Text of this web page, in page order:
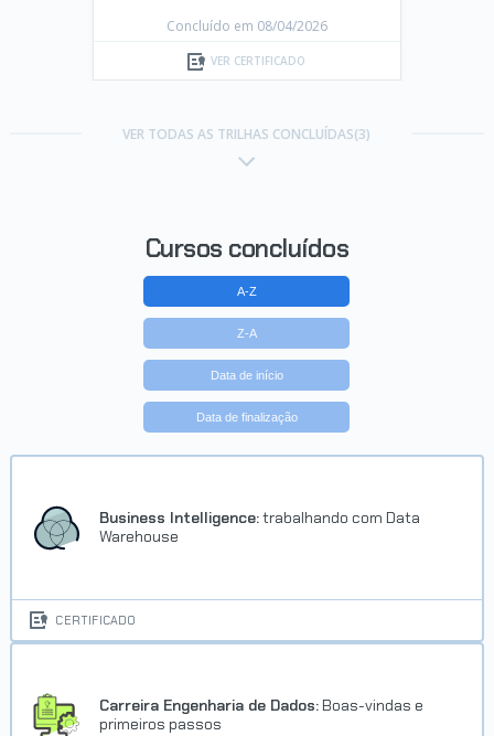
Concluído em 08/04/2026
VER CERTIFICADO
VER TODAS AS TRILHAS CONCLUÍDAS(3)
Cursos concluídos
A-Z
Z-A
Data de início
Data de finalização
Business Intelligence:trabalhando com Data
Warehouse
CERTIFICADO
Carreira Engenharia de Dados: Boas-vindas e
primeiros passos